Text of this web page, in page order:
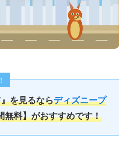
を見るならディズニープ
無料】がおすすめです！